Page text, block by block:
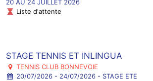
20 AU 24 JUILLET 2026
Liste d'attente
STAGE TENNIS ET INLINGUA
TENNIS CLUB BONNEVOIE
20/07/2026 - 24/07/2026 - STAGE ETE